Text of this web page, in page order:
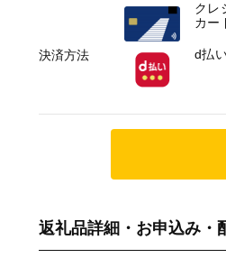
返礼品詳細・お申込み・
決済方法
クレ
カー
d払